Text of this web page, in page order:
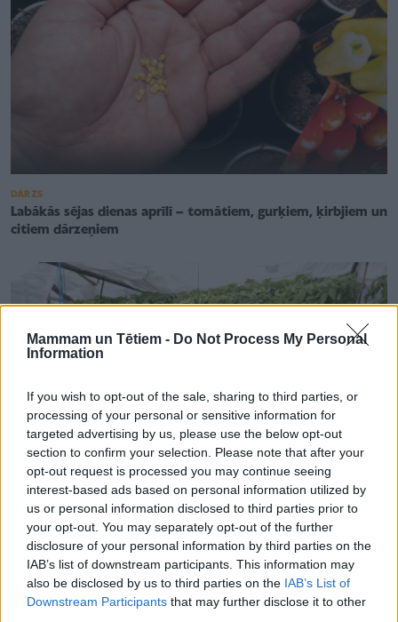
Mammam un Tētiem - Do Not Process My Personal
Information
If you wish to opt-out of the sale, sharing to third parties, or
processing of your personal or sensitive information for
targeted advertising by us, please use the below opt-out
section to confirm your selection. Please note that after your
opt-out request is processed you may continue seeing
interest-based ads based on personal information utilized by
us or personal information disclosed to third parties prior to
your opt-out. You may separately opt-out of the further
disclosure of your personal information by third parties on the
IAB’s list of downstream participants. This information may
also be disclosed by us to third parties on the IAB’s List of
Downstream Participants that may further disclose it to other
DĀRZS
Labākās sējas dienas aprīlī – tomātiem, gurķiem, ķirbjiem un
citiem dārzeņiem
DĀRZS
Kā pašam izaudzēt tomātus – no sēkliņas līdz augļiem